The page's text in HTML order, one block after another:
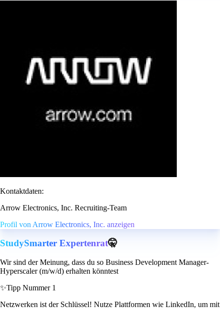
Kontaktdaten:
Arrow Electronics, Inc. Recruiting-Team
Profil von Arrow Electronics, Inc. anzeigen
StudySmarter Expertenrat🤫
Wir sind der Meinung, dass du so Business Development Manager-
Hyperscaler (m/w/d) erhalten könntest
✨Tipp Nummer 1
Netzwerken ist der Schlüssel! Nutze Plattformen wie LinkedIn, um mit